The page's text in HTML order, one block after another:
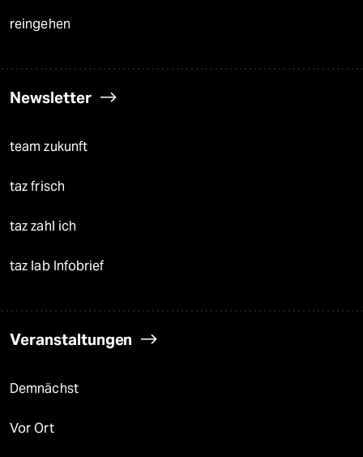
reingehen
Newsletter
team zukunft
taz frisch
taz zahl ich
taz lab Infobrief
Veranstaltungen
Demnächst
Vor Ort